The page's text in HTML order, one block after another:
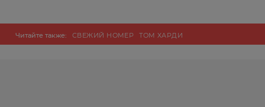
Читайте также: СВЕЖИЙ НОМЕР ТОМ ХАРДИ